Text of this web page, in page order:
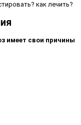
как лечить?
имеет свои причины